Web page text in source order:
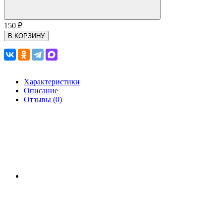
150 ₽
В КОРЗИНУ
Характеристики
Описание
Отзывы (0)